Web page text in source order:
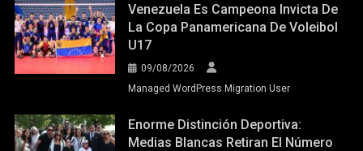
Venezuela Es Campeona Invicta De
La Copa Panamericana De Voleibol
U17
09/08/2026
Managed WordPress Migration User
Enorme Distinción Deportiva:
Medias Blancas Retiran El Número